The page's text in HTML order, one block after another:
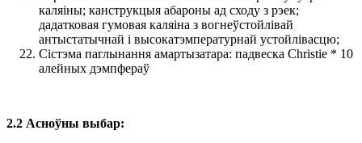
каляіны; канструкцыя абароны ад сходу з рэек;
дадатковая гумовая каляіна з вогнеўстойлівай
антыстатычнай і высокатэмпературнай устойлівасцю;
Сістэма паглынання амартызатара: падвеска Christie * 10
алейных дэмпфераў
2.2 Асноўны выбар: